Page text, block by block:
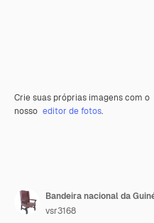
Crie suas próprias imagens com o
nosso editor de fotos.
vsr3168